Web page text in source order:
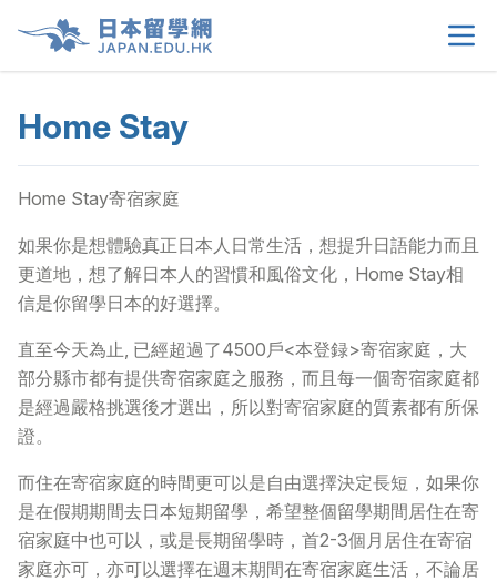
首頁
留學選擇 >
學生須知
生活情報 >
當地申請文件 >
常見問題 >
Home Stay
Home Stay寄宿家庭
如果你是想體驗真正日本人日常生活，想提升日語能力而且
更道地，想了解日本人的習慣和風俗文化，Home Stay相
信是你留學日本的好選擇。
直至今天為止, 已經超過了4500戶<本登録>寄宿家庭，大
部分縣市都有提供寄宿家庭之服務，而且每一個寄宿家庭都
是經過嚴格挑選後才選出，所以對寄宿家庭的質素都有所保
證。
而住在寄宿家庭的時間更可以是自由選擇決定長短，如果你
是在假期期間去日本短期留學，希望整個留學期間居住在寄
宿家庭中也可以，或是長期留學時，首2-3個月居住在寄宿
家庭亦可，亦可以選擇在週末期間在寄宿家庭生活，不論居